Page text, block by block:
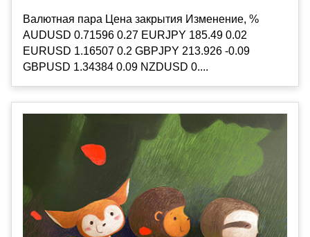
Валютная пара Цена закрытия Изменение, %
AUDUSD 0.71596 0.27 EURJPY 185.49 0.02
EURUSD 1.16507 0.2 GBPJPY 213.926 -0.09
GBPUSD 1.34384 0.09 NZDUSD 0....